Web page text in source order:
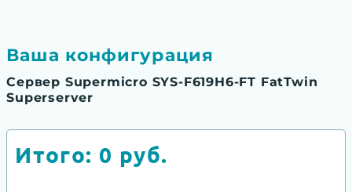
Ваша конфигурация
Сервер Supermicro SYS-F619H6-FT FatTwin
Superserver
Итого: 0 руб.